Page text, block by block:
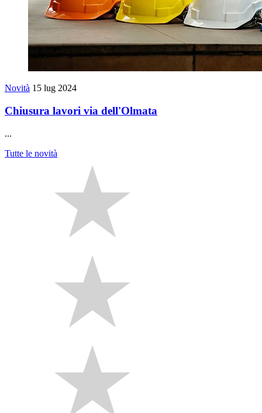
Novità 15 lug 2024
Chiusura lavori via dell'Olmata
...
Tutte le novità